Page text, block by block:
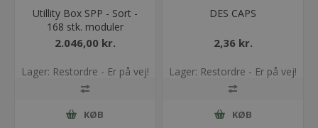
Utillity Box SPP - Sort -
168 stk. moduler
2.046,00 kr.
Lager: Restordre - Er på vej!
KØB
DES CAPS
2,36 kr.
Lager: Restordre - Er på vej!
KØB